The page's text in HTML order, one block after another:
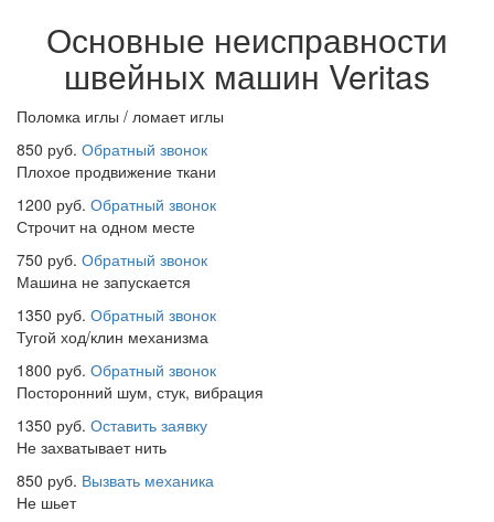
Основные неисправности
швейных машин Veritas
Поломка иглы / ломает иглы
850 руб. Обратный звонок
Плохое продвижение ткани
1200 руб. Обратный звонок
Строчит на одном месте
750 руб. Обратный звонок
Машина не запускается
1350 руб. Обратный звонок
Тугой ход/клин механизма
1800 руб. Обратный звонок
Посторонний шум, стук, вибрация
1350 руб. Оставить заявку
Не захватывает нить
850 руб. Вызвать механика
Не шьет